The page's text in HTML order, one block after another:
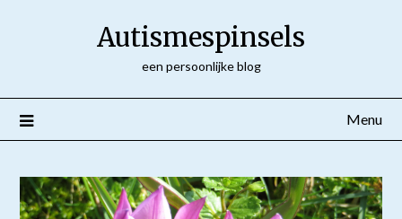
Autismespinsels
een persoonlijke blog
Menu